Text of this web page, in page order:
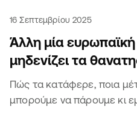
16 Σεπτεμβρίου 2025
Άλλη μία
μηδενίζει τα
Πώς τα κατάφερε, ποια
μπορούμε να πάρουμε κι